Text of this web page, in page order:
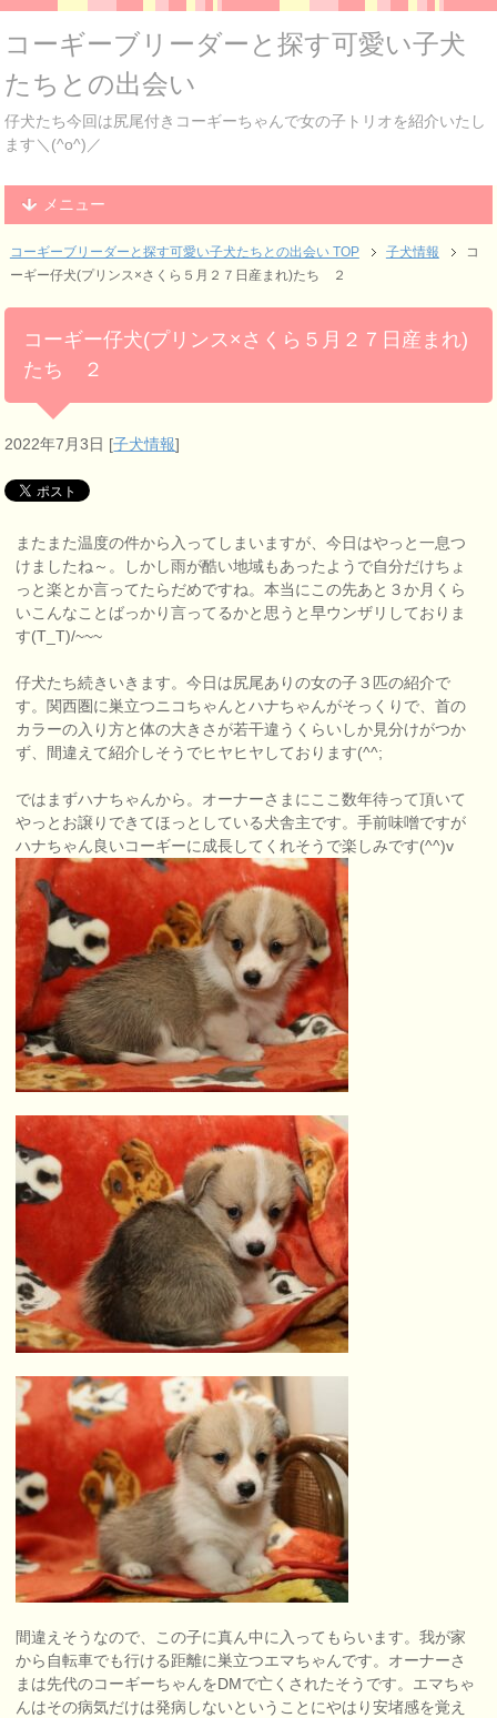
コーギーブリーダーと探す可愛い子犬
たちとの出会い
仔犬たち今回は尻尾付きコーギーちゃんで女の子トリオを紹介いたし
ます＼(^o^)／
メニュー
コーギーブリーダーと探す可愛い子犬たちとの出会い TOP 子犬情報
コ
ーギー仔犬(プリンス×さくら５月２７日産まれ)たち ２
コーギー仔犬(プリンス×さくら５月２７日産まれ)
たち ２
2022年7月3日 [子犬情報]
またまた温度の件から入ってしまいますが、今日はやっと一息つ
けましたね～。しかし雨が酷い地域もあったようで自分だけちょ
っと楽とか言ってたらだめですね。本当にこの先あと３か月くら
いこんなことばっかり言ってるかと思うと早ウンザリしておりま
す(T_T)/~~~
仔犬たち続きいきます。今日は尻尾ありの女の子３匹の紹介で
す。関西圏に巣立つニコちゃんとハナちゃんがそっくりで、首の
カラーの入り方と体の大きさが若干違うくらいしか見分けがつか
ず、間違えて紹介しそうでヒヤヒヤしております(^^;
ではまずハナちゃんから。オーナーさまにここ数年待って頂いて
やっとお譲りできてほっとしている犬舎主です。手前味噌ですが
ハナちゃん良いコーギーに成長してくれそうで楽しみです(^^)v
間違えそうなので、この子に真ん中に入ってもらいます。我が家
から自転車でも行ける距離に巣立つエマちゃんです。オーナーさ
まは先代のコーギーちゃんをDMで亡くされたそうです。エマちゃ
んはその病気だけは発病しないということにやはり安堵感を覚え